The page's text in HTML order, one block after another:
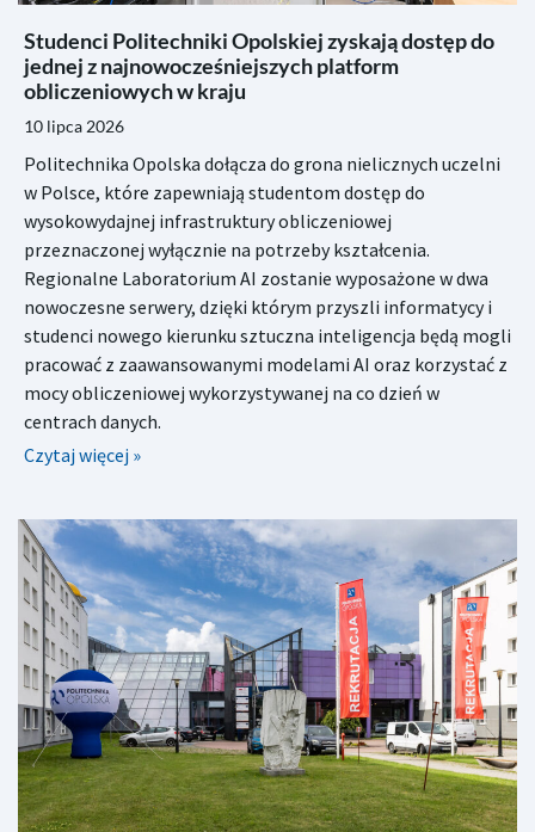
Studenci Politechniki Opolskiej zyskają dostęp do
jednej z najnowocześniejszych platform
obliczeniowych w kraju
10 lipca 2026
Politechnika Opolska dołącza do grona nielicznych uczelni
w Polsce, które zapewniają studentom dostęp do
wysokowydajnej infrastruktury obliczeniowej
przeznaczonej wyłącznie na potrzeby kształcenia.
Regionalne Laboratorium AI zostanie wyposażone w dwa
nowoczesne serwery, dzięki którym przyszli informatycy i
studenci nowego kierunku sztuczna inteligencja będą mogli
pracować z zaawansowanymi modelami AI oraz korzystać z
mocy obliczeniowej wykorzystywanej na co dzień w
centrach danych.
Czytaj więcej »